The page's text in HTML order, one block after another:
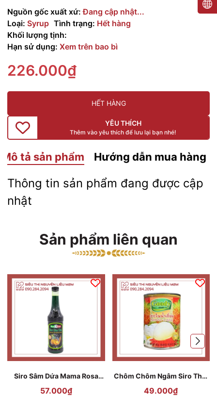
Nguồn gốc xuất xứ: Đang cập nhật...
Loại: Syrup Tình trạng: Hết hàng
Khối lượng tịnh:
Hạn sử dụng: Xem trên bao bì
226.000₫
HẾT HÀNG
YÊU THÍCH
Thêm vào yêu thích để lưu lại bạn nhé!
Mô tả sản phẩm Hướng dẫn mua hàng
Thông tin sản phẩm đang được cập
nhật
Sản phẩm liên quan
Siro Sâm Dứa Mama Rosa
57.000₫
Chôm Chôm Ngâm Siro Thái
49.000₫